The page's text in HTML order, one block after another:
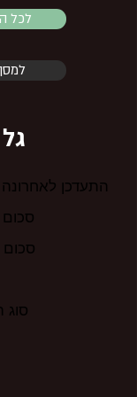
לכל
התעדכן
סכום
סוג